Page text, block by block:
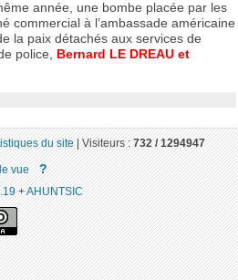
année, une bombe placée par les
commercial à l’ambassade américaine
la paix détachés aux services de
police, Bernard LE DREAU et
du site|Visiteurs :732 / 1294947
vue ?
+AHUNTSIC